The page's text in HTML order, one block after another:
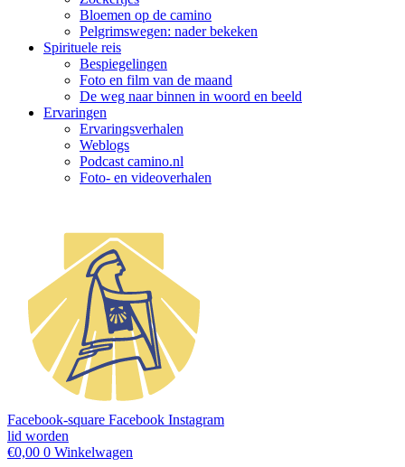
Bloemen op de camino
Pelgrimswegen: nader bekeken
Spirituele reis
Bespiegelingen
Foto en film van de maand
De weg naar binnen in woord en beeld
Ervaringen
Ervaringsverhalen
Weblogs
Podcast camino.nl
Foto- en videoverhalen
Facebook-square Facebook Instagram
lid worden
€0,00 0 Winkelwagen